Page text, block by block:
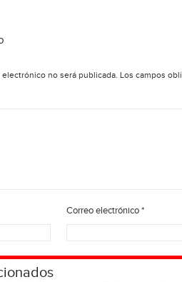
no será publicada. Los campos
Correo electrónico*